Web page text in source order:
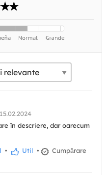
în descriere, dar oarecum
• Util •
Cumpărare